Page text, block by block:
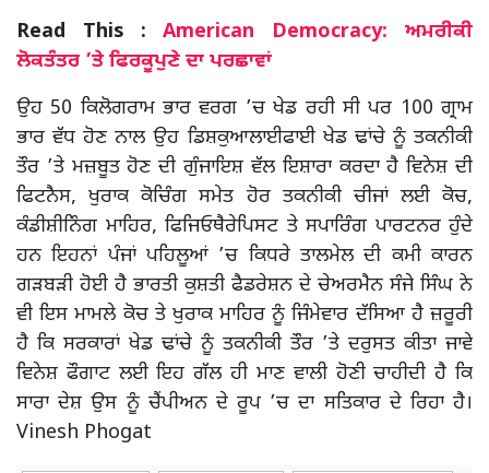
Read This : American Democracy: ਅਮਰੀਕੀ
ਲੋਕਤੰਤਰ ’ਤੇ ਫਿਰਕੂਪੁਣੇ ਦਾ ਪਰਛਾਵਾਂ
ਉਹ 50 ਕਿਲੋਗਰਾਮ ਭਾਰ ਵਰਗ ’ਚ ਖੇਡ ਰਹੀ ਸੀ ਪਰ 100 ਗ੍ਰਾਮ
ਭਾਰ ਵੱਧ ਹੋਣ ਨਾਲ ਉਹ ਡਿਸ਼ਕੁਆਲਾਈਫਾਈ ਖੇਡ ਢਾਂਚੇ ਨੂੰ ਤਕਨੀਕੀ
ਤੌਰ ’ਤੇ ਮਜ਼ਬੂਤ ਹੋਣ ਦੀ ਗੁੰਜਾਇਸ਼ ਵੱਲ ਇਸ਼ਾਰਾ ਕਰਦਾ ਹੈ ਵਿਨੇਸ਼ ਦੀ
ਫਿਟਨੈਸ, ਖੁਰਾਕ ਕੋਚਿੰਗ ਸਮੇਤ ਹੋਰ ਤਕਨੀਕੀ ਚੀਜਾਂ ਲਈ ਕੋਚ,
ਕੰਡੀਸ਼ੀਨਿੰਗ ਮਾਹਿਰ, ਫਿਜਿਓਥੈਰੇਪਿਸਟ ਤੇ ਸਪਾਰਿੰਗ ਪਾਰਟਨਰ ਹੁੰਦੇ
ਹਨ ਇਹਨਾਂ ਪੰਜਾਂ ਪਹਿਲੂਆਂ ’ਚ ਕਿਧਰੇ ਤਾਲਮੇਲ ਦੀ ਕਮੀ ਕਾਰਨ
ਗੜਬੜੀ ਹੋਈ ਹੈ ਭਾਰਤੀ ਕੁਸ਼ਤੀ ਫੈਡਰੇਸ਼ਨ ਦੇ ਚੇਅਰਮੈਨ ਸੰਜੇ ਸਿੰਘ ਨੇ
ਵੀ ਇਸ ਮਾਮਲੇ ਕੋਚ ਤੇ ਖੁਰਾਕ ਮਾਹਿਰ ਨੂੰ ਜਿੰਮੇਵਾਰ ਦੱਸਿਆ ਹੈ ਜ਼ਰੂਰੀ
ਹੈ ਕਿ ਸਰਕਾਰਾਂ ਖੇਡ ਢਾਂਚੇ ਨੂੰ ਤਕਨੀਕੀ ਤੌਰ ’ਤੇ ਦਰੁਸਤ ਕੀਤਾ ਜਾਵੇ
ਵਿਨੇਸ਼ ਫੌਗਾਟ ਲਈ ਇਹ ਗੱਲ ਹੀ ਮਾਣ ਵਾਲੀ ਹੋਣੀ ਚਾਹੀਦੀ ਹੈ ਕਿ
ਸਾਰਾ ਦੇਸ਼ ਉਸ ਨੂੰ ਚੈਂਪੀਅਨ ਦੇ ਰੂਪ ’ਚ ਦਾ ਸਤਿਕਾਰ ਦੇ ਰਿਹਾ ਹੈ।
Vinesh Phogat